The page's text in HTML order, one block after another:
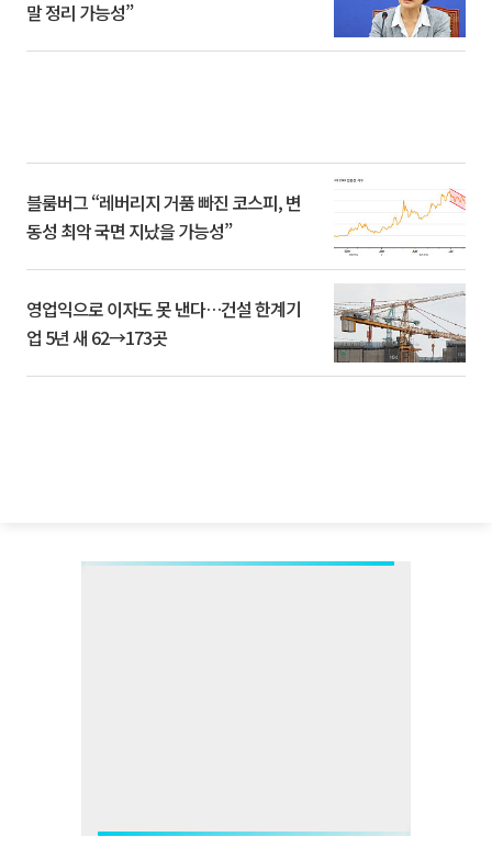
말 정리 가능성”
블룸버그 “레버리지 거품 빠진 코스피, 변
동성 최악 국면 지났을 가능성”
영업익으로 이자도 못 낸다…건설 한계기
업 5년 새 62→173곳